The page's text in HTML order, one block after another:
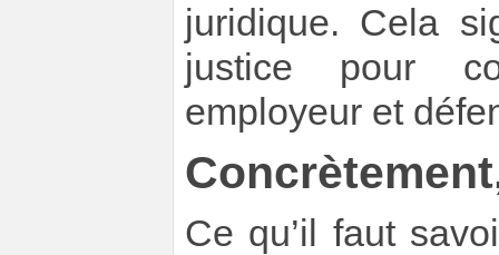
juridique. Cela
justice pour
employeur et
Ce qu’il faut